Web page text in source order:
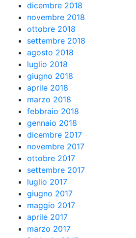
dicembre 2018
novembre 2018
ottobre 2018
settembre 2018
agosto 2018
luglio 2018
giugno 2018
aprile 2018
marzo 2018
febbraio 2018
gennaio 2018
dicembre 2017
novembre 2017
ottobre 2017
settembre 2017
luglio 2017
giugno 2017
maggio 2017
aprile 2017
marzo 2017